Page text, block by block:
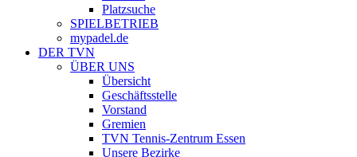
Platzsuche
SPIELBETRIEB
mypadel.de
DER TVN
ÜBER UNS
Übersicht
Geschäftsstelle
Vorstand
Gremien
TVN Tennis-Zentrum Essen
Unsere Bezirke